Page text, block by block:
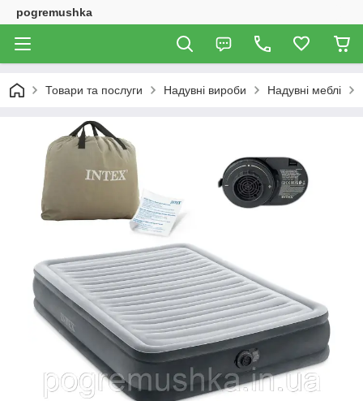
pogremushka
Товари та послуги Надувні вироби Надувні меблі